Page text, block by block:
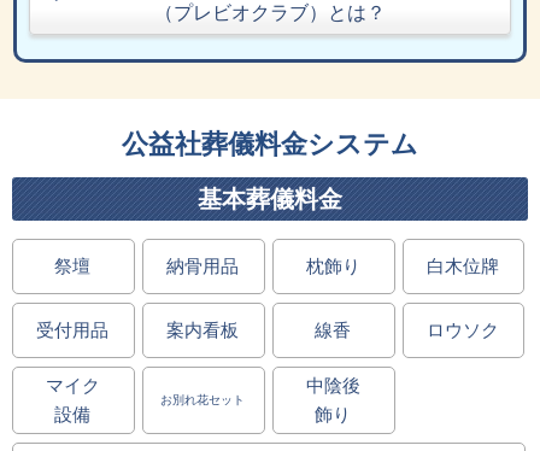
（プレビオクラブ）とは？
公益社葬儀料金システム
基本葬儀料金
祭壇 納骨用品 枕飾り 白木位牌
受付用品 案内看板 線香 ロウソク
マイク
設備
お別れ花セット
中陰後
飾り